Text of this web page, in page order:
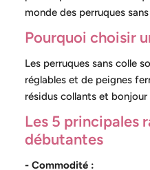
monde des perruques
Pourquoi choisir
Les perruques sans colle
réglables et de peignes
résidus collants et
Les 5 principales
débutantes
- Commodité :